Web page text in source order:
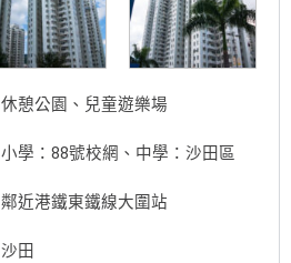
休憩公園、兒童遊樂場
小學：88號校網、中學：沙田區
鄰近港鐵東鐵線大圍站
沙田